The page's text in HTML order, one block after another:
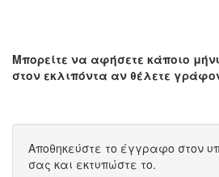
Μπορείτε να αφήσετε κάποιο
στον εκλιπόντα αν θέλετε
Αποθηκεύστε το έγγραφο στον
σας και εκτυπώστε το.